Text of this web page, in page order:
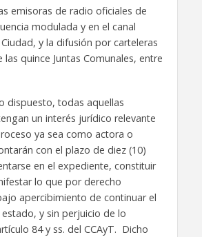
emisoras de radio oficiales de
modulada y en el canal
y la difusión por carteleras
las quince Juntas Comunales, entre
dispuesto, todas aquellas
un interés jurídico relevante
ya sea como actora o
con el plazo de diez (10)
en el expediente, constituir
lo que por derecho
apercibimiento de continuar el
y sin perjuicio de lo
84 y ss. del CCAyT. Dicho